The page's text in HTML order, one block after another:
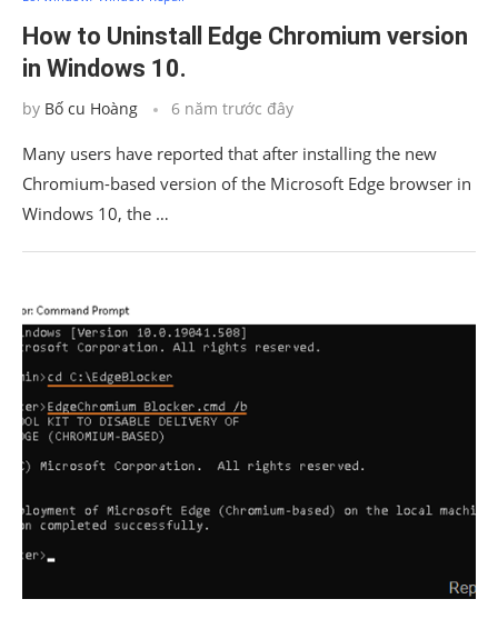
How to Uninstall Edge Chromium version
in Windows 10.
by Bố cu Hoàng 6 năm trước đây
Many users have reported that after installing the new
Chromium-based version of the Microsoft Edge browser in
Windows 10, the …